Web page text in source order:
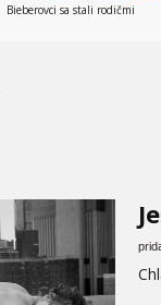
Bieberovci sa stali rodičmi